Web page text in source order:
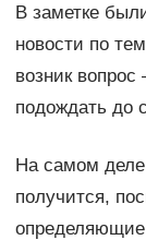
В заметке
новости по
возник вопрос
подождать до
На самом
получится,
определяющие